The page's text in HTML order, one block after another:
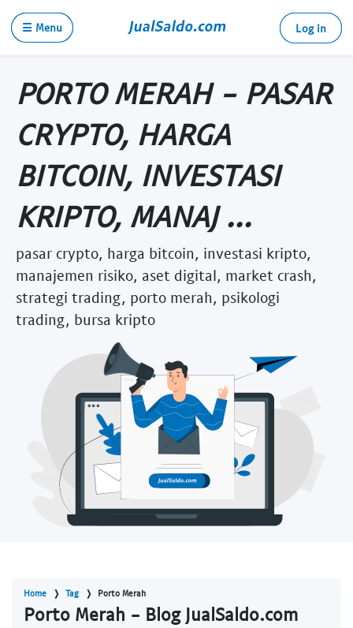
☰ Menu Log in
PORTO MERAH - PASAR
CRYPTO, HARGA
BITCOIN, INVESTASI
KRIPTO, MANAJ ...
pasar crypto, harga bitcoin, investasi kripto,
manajemen risiko, aset digital, market crash,
strategi trading, porto merah, psikologi
trading, bursa kripto
Home Tag Porto Merah
Porto Merah - Blog JualSaldo.com